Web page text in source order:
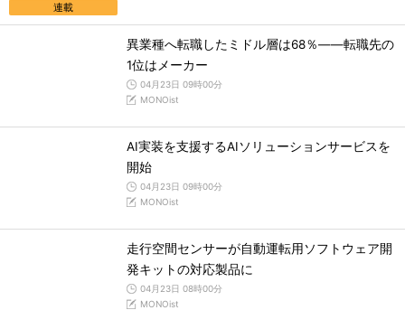
連載
異業種へ転職したミドル層は68％――転職先の
1位はメーカー
04月23日 09時00分
MONOist
AI実装を支援するAIソリューションサービスを
開始
04月23日 09時00分
MONOist
走行空間センサーが自動運転用ソフトウェア開
発キットの対応製品に
04月23日 08時00分
MONOist